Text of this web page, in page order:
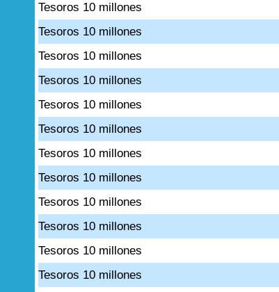
Tesoros 10 millones
Tesoros 10 millones
Tesoros 10 millones
Tesoros 10 millones
Tesoros 10 millones
Tesoros 10 millones
Tesoros 10 millones
Tesoros 10 millones
Tesoros 10 millones
Tesoros 10 millones
Tesoros 10 millones
Tesoros 10 millones